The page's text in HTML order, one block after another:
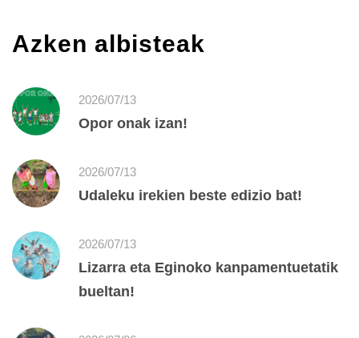
Azken albisteak
2026/07/13
Opor onak izan!
2026/07/13
Udaleku irekien beste edizio bat!
2026/07/13
Lizarra eta Eginoko kanpamentuetatik
bueltan!